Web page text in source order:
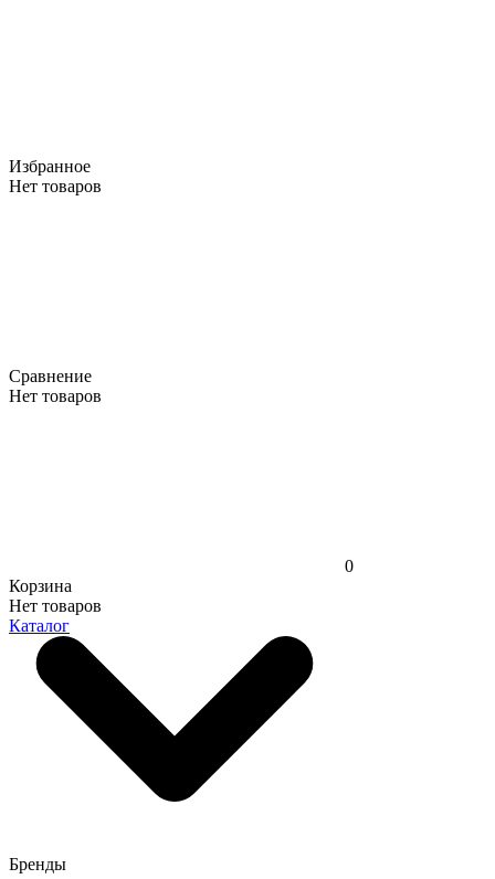
Избранное
Нет товаров
Сравнение
Нет товаров
0
Корзина
Нет товаров
Каталог
Бренды